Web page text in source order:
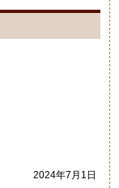
2024年7月1日